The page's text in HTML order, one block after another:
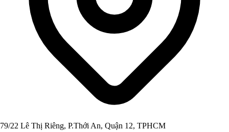
79/22 Lê Thị Riêng, P.Thới An, Quận 12, TPHCM